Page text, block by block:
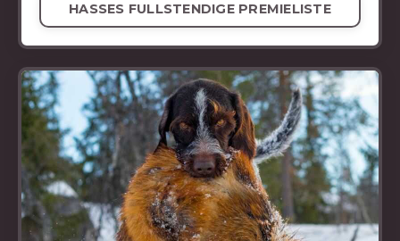
HASSES FULLSTENDIGE PREMIELISTE